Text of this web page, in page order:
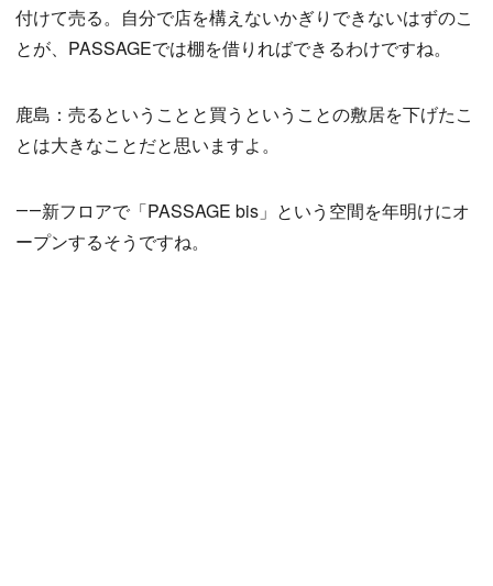
付けて売る。自分で店を構えないかぎりできないはずのこ
とが、PASSAGEでは棚を借りればできるわけですね。
鹿島：売るということと買うということの敷居を下げたこ
とは大きなことだと思いますよ。
――新フロアで「PASSAGE bis」という空間を年明けにオ
ープンするそうですね。